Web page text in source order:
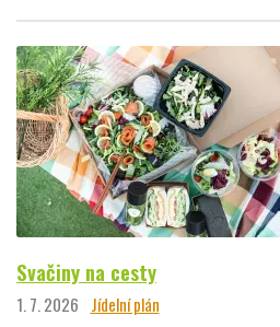
Svačiny na cesty
1. 7. 2026 Jídelní plán